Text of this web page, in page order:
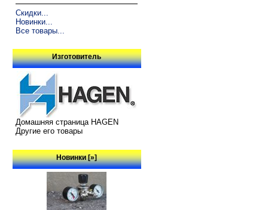
Скидки...
Новинки...
Все товары...
Изготовитель
Домашняя страница HAGEN
Другие его товары
Новинки [»]